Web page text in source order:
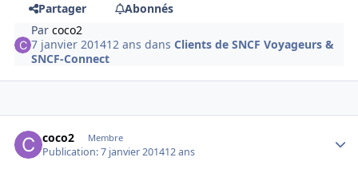
Partager
Abonnés
Parcoco2
7 janvier 201412 ans dansClients de SNCF Voyageurs &
SNCF-Connect
coco2 Membre
Publication:7 janvier 201412 ans